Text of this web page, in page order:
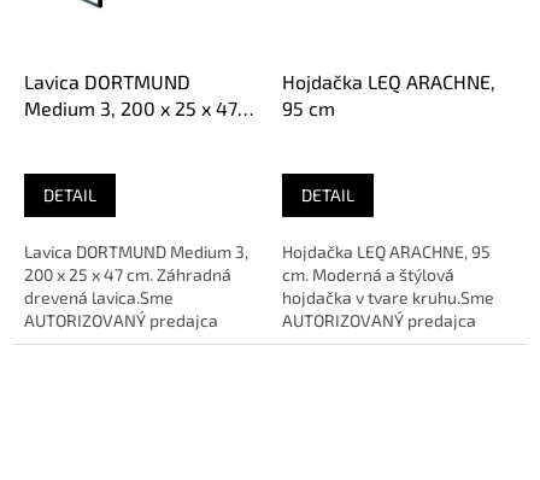
Lavica DORTMUND
Medium 3, 200 x 25 x 47
DETAIL
Lavica DORTMUND Medium 3,
200 x 25 x 47 cm. Záhradná
drevená lavica.Sme
AUTORIZOVANÝ predajca
značky
Hojdačka LEQ ARACHNE,
95 cm
DETAIL
Hojdačka LEQ ARACHNE, 95
cm. Moderná a štýlová
hojdačka v tvare kruhu.Sme
AUTORIZOVANÝ predajca
značky